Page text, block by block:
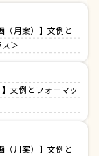
（月案）】文例と
＞
文例とフォーマッ
（月案）】文例と